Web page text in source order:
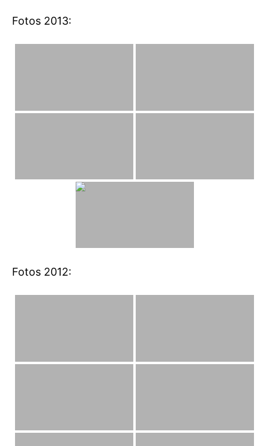
Fotos 2013:
Fotos 2012: